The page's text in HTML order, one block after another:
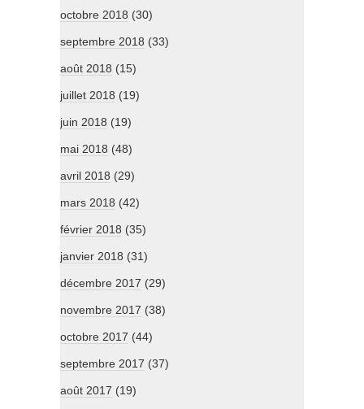
octobre 2018 (30)
septembre 2018 (33)
août 2018 (15)
juillet 2018 (19)
juin 2018 (19)
mai 2018 (48)
avril 2018 (29)
mars 2018 (42)
février 2018 (35)
janvier 2018 (31)
décembre 2017 (29)
novembre 2017 (38)
octobre 2017 (44)
septembre 2017 (37)
août 2017 (19)